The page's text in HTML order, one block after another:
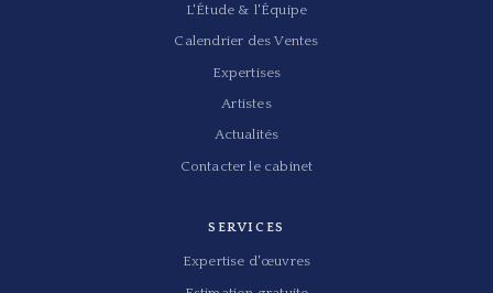
L'Étude & l'Équipe
Calendrier des Ventes
Expertises
Artistes
Actualités
Contacter le cabinet
SERVICES
Expertise d'œuvres